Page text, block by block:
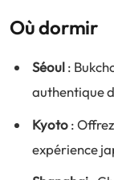
Où dormir
Séoul:
authentique
Kyoto:
expérience